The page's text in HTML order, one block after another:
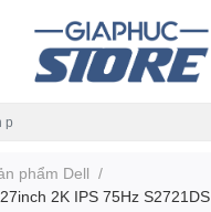
phẩm Dell /
2K IPS 75Hz S2721DS